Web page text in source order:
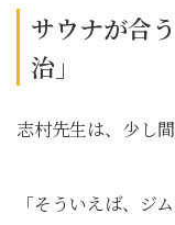
サウナが合
治」
志村先生は、少し
「そういえば、ジ